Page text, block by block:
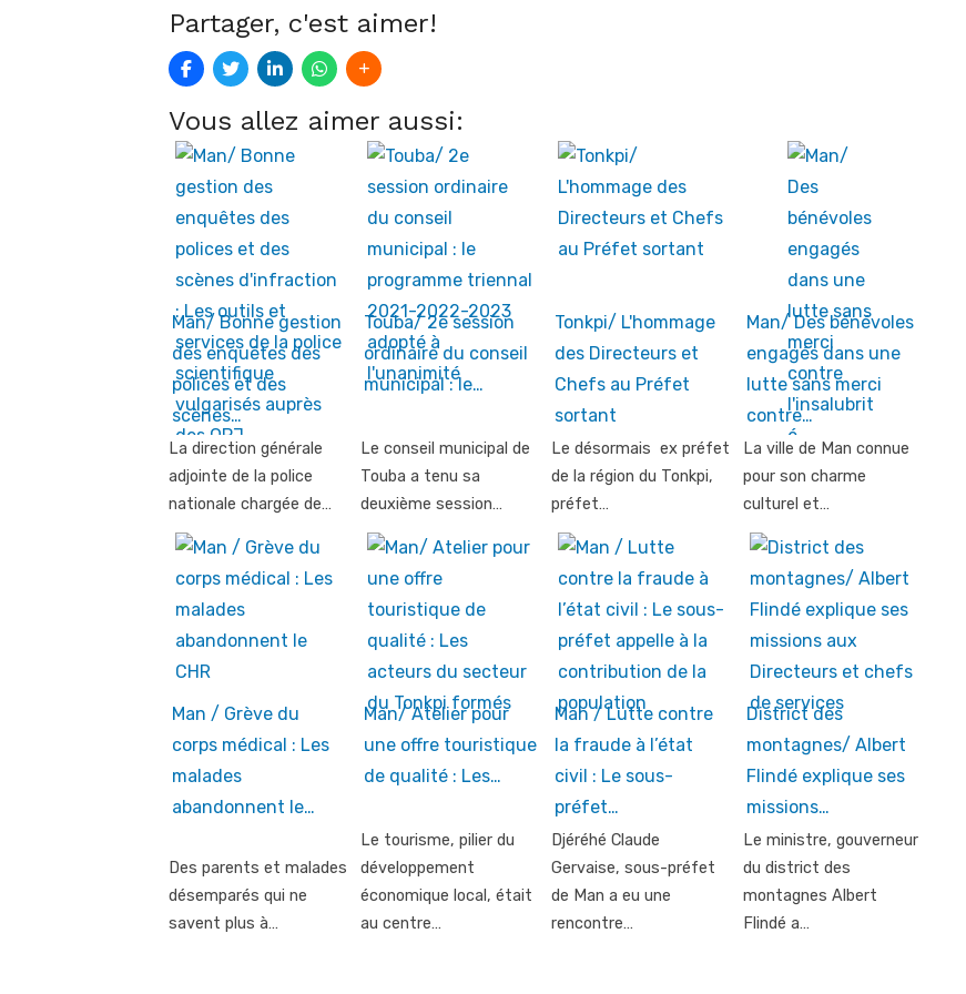
Partager, c'est aimer!
Vous allez aimer aussi:
Man/ Bonne gestion
des enquêtes des
polices et des
scènes…
La direction générale
adjointe de la police
nationale chargée de…
Touba/ 2e session
ordinaire du conseil
municipal : le…
Le conseil municipal de
Touba a tenu sa
deuxième session…
Tonkpi/ L'hommage
des Directeurs et
Chefs au Préfet
sortant
Le désormais ex préfet
de la région du Tonkpi,
préfet…
Man/ Des bénévoles
engagés dans une
lutte sans merci
contre…
La ville de Man connue
pour son charme
culturel et…
Man / Grève du
corps médical : Les
malades
abandonnent le…
Des parents et malades
désemparés qui ne
savent plus à…
Man/ Atelier pour
une offre touristique
de qualité : Les…
Le tourisme, pilier du
développement
économique local, était
au centre…
Man / Lutte contre
la fraude à l’état
civil : Le sous-
préfet…
Djéréhé Claude
Gervaise, sous-préfet
de Man a eu une
rencontre…
District des
montagnes/ Albert
Flindé explique ses
missions…
Le ministre, gouverneur
du district des
montagnes Albert
Flindé a…